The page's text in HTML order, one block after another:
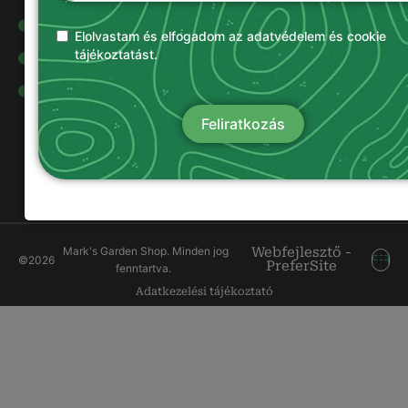
kenőanyagok
Damilok
Munkavédelmi
ruházat
©2026
Mark's Garden Shop. Minden jog
fenntartva.
Webfejlesztő -
PreferSite
Adatkezelési tájékoztató
Elolvastam és elfogadom az adatvédelem és cookie
tájékoztatást.
Feliratkozás